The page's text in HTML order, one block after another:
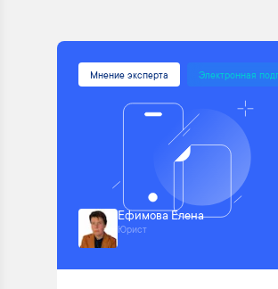
Мнение эксперта Электронная
Ефимова Елена
Юрист